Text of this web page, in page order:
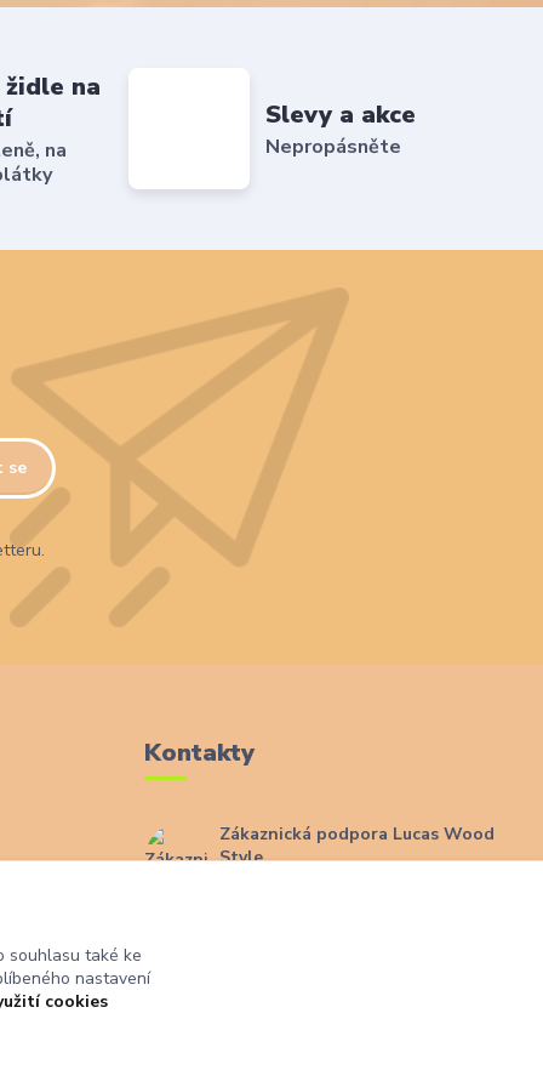
židle na
na
Slevy a akce
Nepropásněte
se
Kontakty
Zákaznická podpora Lucas Wood
Style
souhlasu také ke
nastavení
cookies